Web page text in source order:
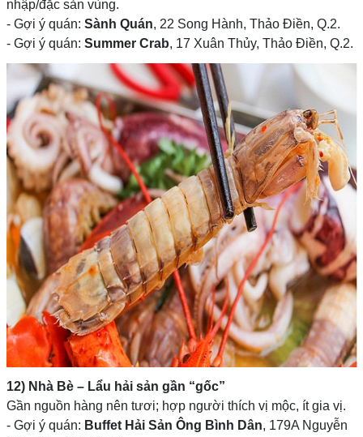
nhập/đặc sản vùng.
- Gợi ý quán: Sành Quán, 22 Song Hành, Thảo Điền, Q.2.
- Gợi ý quán: Summer Crab, 17 Xuân Thủy, Thảo Điền, Q.2.
12) Nhà Bè – Lẩu hải sản gần “gốc”
Gần nguồn hàng nên tươi; hợp người thích vị mộc, ít gia vị.
- Gợi ý quán: Buffet Hải Sản Ông Bình Dân, 179A Nguyễn